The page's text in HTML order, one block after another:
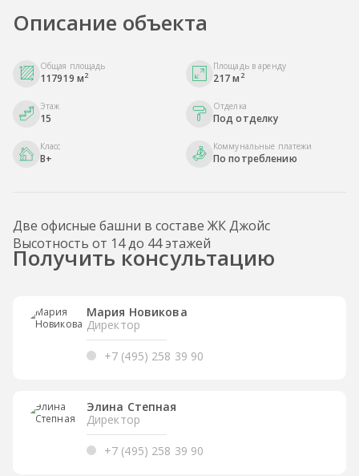
Описание объекта
Общая площадь
117919 м2
Площадь в аренду
217 м 2
Этаж
15
Отделка
Под отделку
Класс
B+
Коммунальные платежи
По потреблению
Две офисные башни в составе ЖК Джойс
Высотность от 14 до 44 этажей
Получить консультацию
Мария Новикова
Директор
+7 (495) 258 39 90
Элина Степная
Директор
+7 (495) 258 39 90